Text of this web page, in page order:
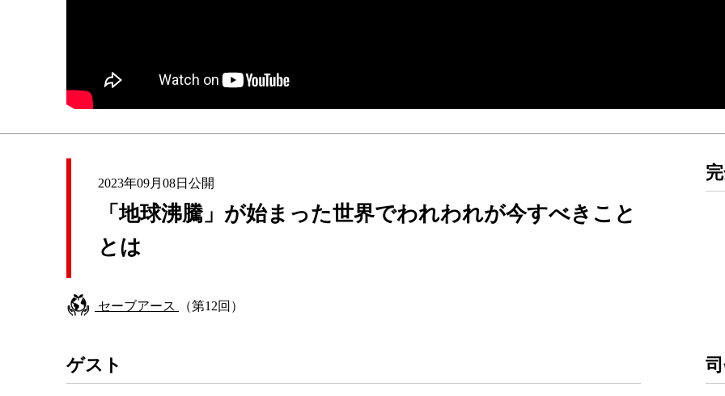
2023年09月08日公開
「地球沸騰」が始まった世界でわれわれが今すべきこと
とは
セーブアース （第12回）
ゲスト